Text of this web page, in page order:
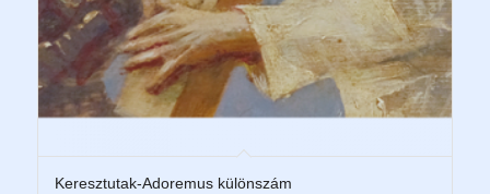
Keresztutak-Adoremus különszám